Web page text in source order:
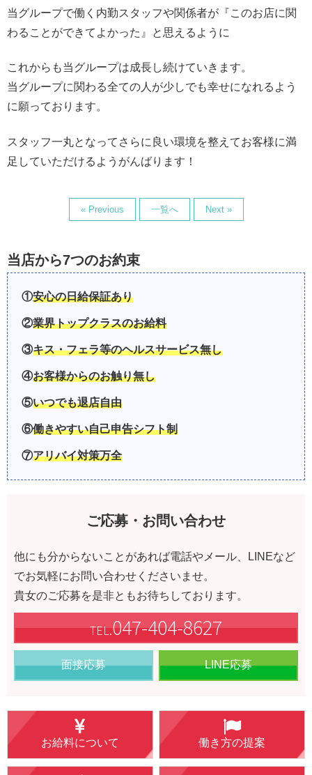
当グループで働く内勤スタッフや関係者が『このお店に関
わることができてよかった』と思えるように
これからも当グループは成長し続けていきます。
当グループに関わる全ての人が少しでも幸せになれるよう
に願っております。
スタッフ一丸となってさらに良い環境を整えてお客様に満
足していただけるようがんばります！
« Previous 一覧へ Next »
当店から7つのお約束
①安心の日給保証あり
②業界トップクラスのお給料
③キス・フェラ等のヘルスサービス無し
④お客様からのお触り無し
⑤いつでも退店自由
⑥働きやすい自己申告シフト制
⑦アリバイ対策万全
ご応募・お問い合わせ
他にも分からないことがあれば電話やメール、LINEなど
でお気軽にお問い合わせくださいませ。
貴女のご応募を是非ともお待ちしております。
TEL.047-404-8627
面接応募 LINE応募
お給料について 働き方の提案